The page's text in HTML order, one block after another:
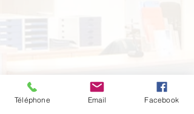
Téléphone Email Facebook